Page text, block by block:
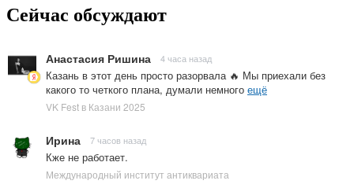
Сейчас обсуждают
Анастасия Ришина 4 часа назад
Казань в этот день просто разорвала 🔥 Мы приехали без
какого то четкого плана, думали немного ещё
VK Fest в Казани 2025
Ирина 7 часов назад
Кже не работает.
Международный институт антиквариата